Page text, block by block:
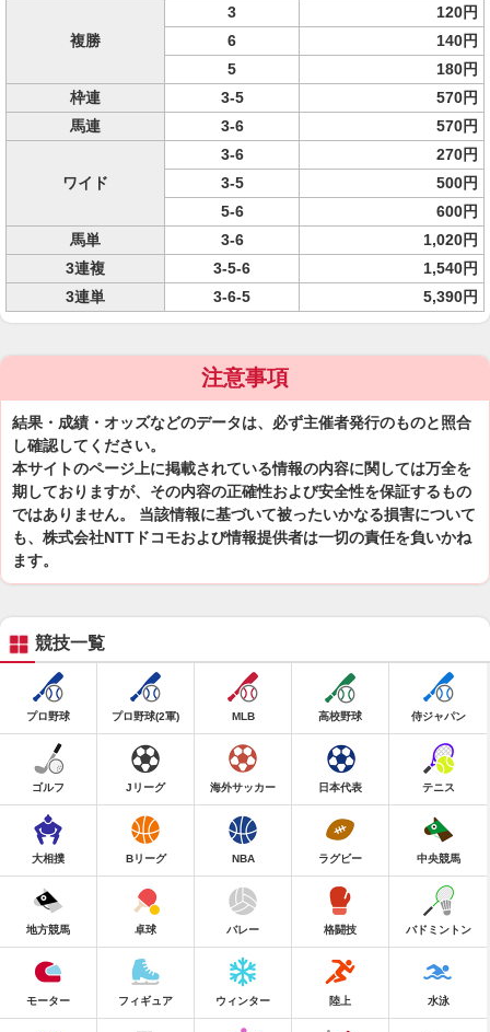
複勝
3
120円
6
140円
5
180円
枠連
3-5
570円
馬連
3-6 570円
ワイド
3-6
270円
3-5
500円
5-6
600円
馬単
3-6
1,020円
3連複
3-5-6
1,540円
3連単
3-6-5 5,390円
注意事項
結果・成績・オッズなどのデータは、必ず主催者発行のものと照合
し確認してください。
本サイトのページ上に掲載されている情報の内容に関しては万全を
期しておりますが、その内容の正確性および安全性を保証するもの
ではありません。 当該情報に基づいて被ったいかなる損害について
も、株式会社NTTドコモおよび情報提供者は一切の責任を負いかね
ます。
競技一覧
プロ野球 プロ野球(2軍) MLB 高校野球 侍ジャパン
ゴルフ Jリーグ 海外サッカー 日本代表 テニス
大相撲 Bリーグ NBA ラグビー 中央競馬
地方競馬 卓球 バレー 格闘技 バドミントン
モーター フィギュア ウィンター 陸上 水泳